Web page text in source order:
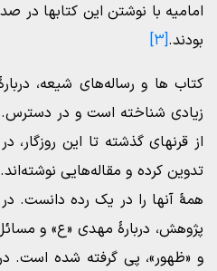
امامیه با نوشتن این کتابها در
بودند.[3]
کتاب ها و رساله‌هاى شیعه،
زیادى شناخته است و در
از قرنهاى گذشته تا این روزگار،
تدوین کرده‌ و مقاله‌هایى
همۀ آنها را در یک رده دانست. در
پژوهش، دربارۀ مهدى «ع» و
و «ظهور»، پى گرفته شده است.